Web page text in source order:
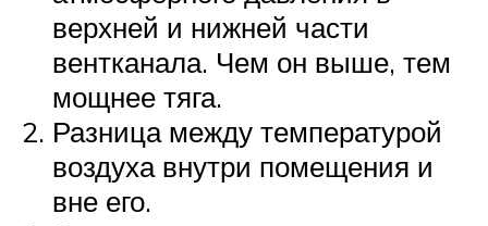
верхней и нижней части
вентканала. Чем он выше, тем
мощнее тяга.
Разница между температурой
воздуха внутри помещения и
вне его.